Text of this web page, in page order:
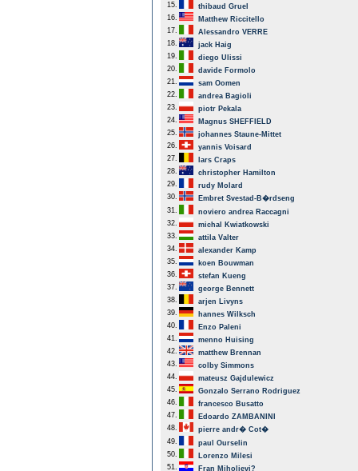
15.
thibaud Gruel
16.
Matthew Riccitello
17.
Alessandro VERRE
18.
jack Haig
19.
diego Ulissi
20.
davide Formolo
21.
sam Oomen
22.
andrea Bagioli
23.
piotr Pekala
24.
Magnus SHEFFIELD
25.
johannes Staune-Mittet
26.
yannis Voisard
27.
lars Craps
28.
christopher Hamilton
29.
rudy Molard
30.
Embret Svestad-B�rdseng
31.
noviero andrea Raccagni
32.
michal Kwiatkowski
33.
attila Valter
34.
alexander Kamp
35.
koen Bouwman
36.
stefan Kueng
37.
george Bennett
38.
arjen Livyns
39.
hannes Wilksch
40.
Enzo Paleni
41.
menno Huising
42.
matthew Brennan
43.
colby Simmons
44.
mateusz Gajdulewicz
45.
Gonzalo Serrano Rodriguez
46.
francesco Busatto
47.
Edoardo ZAMBANINI
48.
pierre andr� Cot�
49.
paul Ourselin
50.
Lorenzo Milesi
51.
Fran Miholjevi?